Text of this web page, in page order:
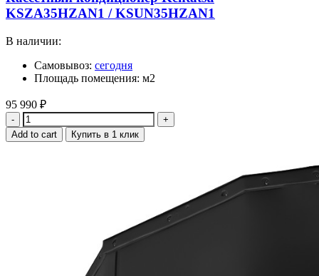
KSZA35HZAN1 / KSUN35HZAN1
В наличии:
Самовывоз: сегодня
Площадь помещения: м2
95 990 ₽
Quantity
Add to cart Купить в 1 клик